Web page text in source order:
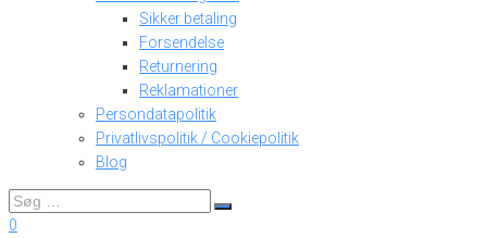
Sikker betaling
Forsendelse
Returnering
Reklamationer
Persondatapolitik
Privatlivspolitik / Cookiepolitik
Blog
0